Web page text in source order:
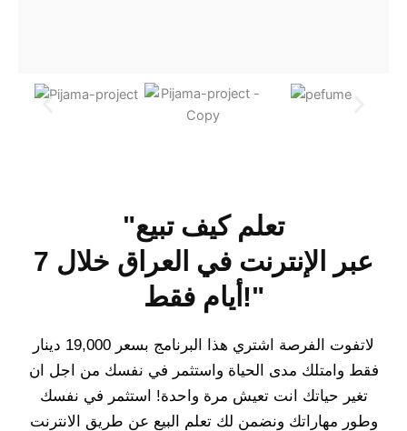
"تعلم كيف تبيع
عبر الإنترنت في العراق خلال 7
أيام فقط!"
لاتفوت الفرصة اشتري هذا البرنامج بسعر 19,000 دينار
فقط وامتلك مدى الحياة واستثمر في نفسك من اجل ان
تغير حياتك انت تعيش مرة واحدة! استثمر في نفسك
وطور مهاراتك ونضمن لك تعلم البيع عن طريق الانترنت